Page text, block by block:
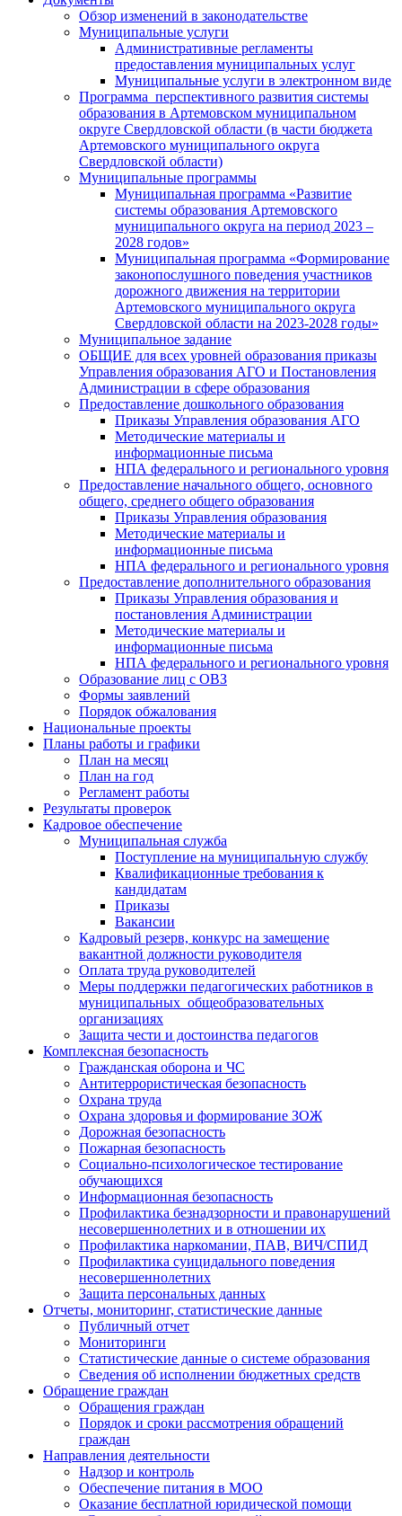
Обзор изменений в законодательстве
Муниципальные услуги
Административные регламенты
предоставления муниципальных услуг
Муниципальные услуги в электронном виде
Программа перспективного развития системы
образования в Артемовском муниципальном
округе Свердловской области (в части бюджета
Артемовского муниципального округа
Свердловской области)
Муниципальные программы
Муниципальная программа «Развитие
системы образования Артемовского
муниципального округа на период 2023 –
2028 годов»
Муниципальная программа «Формирование
законопослушного поведения участников
дорожного движения на территории
Артемовского муниципального округа
Свердловской области на 2023-2028 годы»
Муниципальное задание
ОБЩИЕ для всех уровней образования приказы
Управления образования АГО и Постановления
Администрации в сфере образования
Предоставление дошкольного образования
Приказы Управления образования АГО
Методические материалы и
информационные письма
НПА федерального и регионального уровня
Предоставление начального общего, основного
общего, среднего общего образования
Приказы Управления образования
Методические материалы и
информационные письма
НПА федерального и регионального уровня
Предоставление дополнительного образования
Приказы Управления образования и
постановления Администрации
Методические материалы и
информационные письма
НПА федерального и регионального уровня
Образование лиц с ОВЗ
Формы заявлений
Порядок обжалования
Национальные проекты
Планы работы и графики
План на месяц
План на год
Регламент работы
Результаты проверок
Кадровое обеспечение
Муниципальная служба
Поступление на муниципальную службу
Квалификационные требования к
кандидатам
Приказы
Вакансии
Кадровый резерв, конкурс на замещение
вакантной должности руководителя
Оплата труда руководителей
Меры поддержки педагогических работников в
муниципальных общеобразовательных
организациях
Защита чести и достоинства педагогов
Комплексная безопасность
Гражданская оборона и ЧС
Антитеррористическая безопасность
Охрана труда
Охрана здоровья и формирование ЗОЖ
Дорожная безопасность
Пожарная безопасность
Социально-психологическое тестирование
обучающихся
Информационная безопасность
Профилактика безнадзорности и правонарушений
несовершеннолетних и в отношении их
Профилактика наркомании, ПАВ, ВИЧ/СПИД
Профилактика суицидального поведения
несовершеннолетних
Защита персональных данных
Отчеты, мониторинг, статистические данные
Публичный отчет
Мониторинги
Статистические данные о системе образования
Сведения об исполнении бюджетных средств
Обращение граждан
Обращения граждан
Порядок и сроки рассмотрения обращений
граждан
Направления деятельности
Надзор и контроль
Обеспечение питания в МОО
Оказание бесплатной юридической помощи